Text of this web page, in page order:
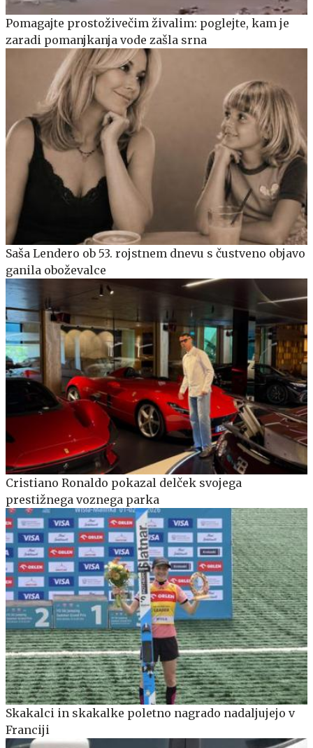
Pomagajte prostoživečim živalim: poglejte, kam je
zaradi pomanjkanja vode zašla srna
Saša Lendero ob 53. rojstnem dnevu s čustveno objavo
ganila oboževalce
Cristiano Ronaldo pokazal delček svojega
prestižnega voznega parka
Skakalci in skakalke poletno nagrado nadaljujejo v
Franciji